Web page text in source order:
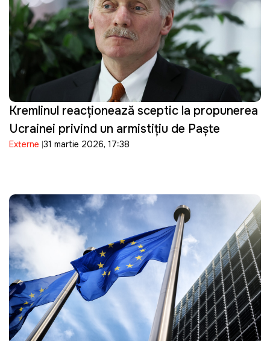
Kremlinul reacționează sceptic la propunerea
Ucrainei privind un armistițiu de Paște
Externe 31 martie 2026, 17:38